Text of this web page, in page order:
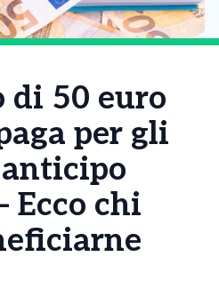
di 50 euro
per gli
Ecco chi